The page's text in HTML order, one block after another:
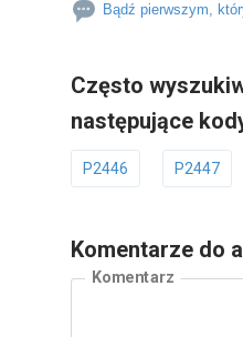
Bądź pierwszym,
Często
następujące
P2446 P2447
Komentarze do
Komentarz